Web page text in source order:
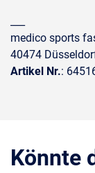
medico sports
40474
Artikel Nr.:
Könnte